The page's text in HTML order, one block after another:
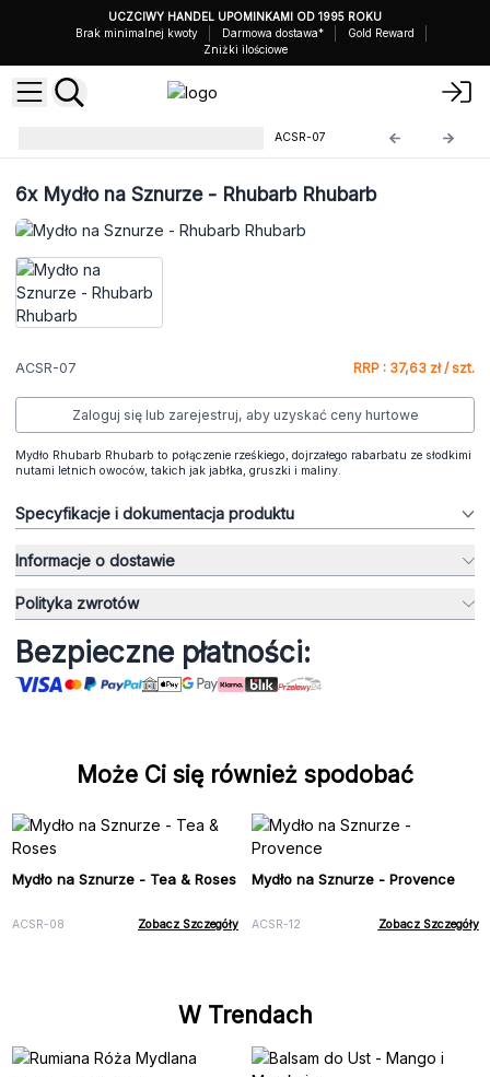
UCZCIWY HANDEL UPOMINKAMI OD 1995 ROKU
Brak minimalnej kwoty
Darmowa dostawa*
Gold Reward
Zniżki ilościowe
ACSR-07
6xMydło na Sznurze - Rhubarb Rhubarb
ACSR-07 RRP : 37,63 zł / szt.
Zaloguj się lub zarejestruj, aby uzyskać ceny hurtowe
Mydło Rhubarb Rhubarb to połączenie rześkiego, dojrzałego rabarbatu ze słodkimi
nutami letnich owoców, takich jak jabłka, gruszki i maliny.
Specyfikacje i dokumentacja produktu
Informacje o dostawie
Polityka zwrotów
Bezpieczne płatności:
Może Ci się również spodobać
Mydło na Sznurze - Tea & Roses
ACSR-08 Zobacz Szczegóły
Mydło na Sznurze - Provence
ACSR-12 Zobacz Szczegóły
W Trendach